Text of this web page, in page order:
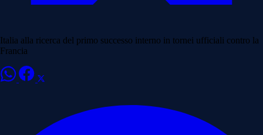
Italia alla ricerca del primo successo interno in tornei ufficiali contro la
Francia